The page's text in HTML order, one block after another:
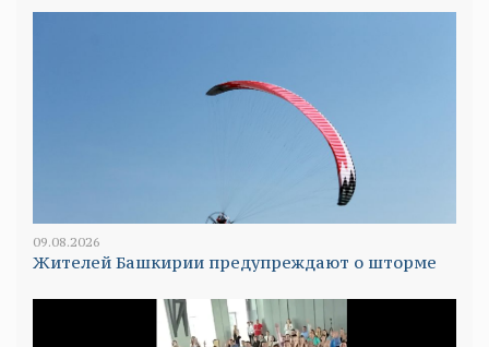
09.08.2026
Жителей Башкирии предупреждают о шторме